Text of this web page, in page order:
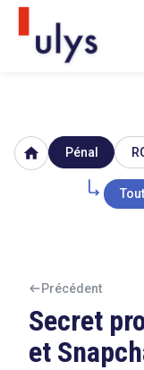
Leader en
home Pénal
Tout
Précédent
Secret
et